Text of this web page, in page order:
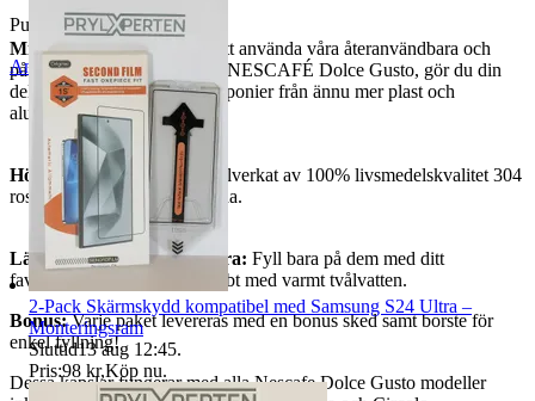
Miljövänlig:När du väljer att använda våra återanvändbara och
påfyllningsbara kapslar i din NESCAFÉ Dolce Gusto, gör du din
del för att rädda planetens deponier från ännu mer plast och
aluminium.
Högkvalitativt material:
Tillverkat av 100% livsmedelskvalitet 304
rostfritt stål, säkert att använda.
Lätt att fylla, lätt att rengöra: Fyll bara på dem med ditt
favoritkaffe!, Du rensar snabbt med varmt tvålvatten.
Bonus:Varje paket levereras med en bonus sked samt borste för
enkel fyllning!
Dessa kapslar fungerar med alla Nescafe Dolce Gusto modeller
Publicerad 8 apr 20:19
Anmäl Sälj liknande
2-Pack Skärmskydd kompatibel med Samsung S24 Ultra –
Monteringsram
Sluttid13 aug 12:45.
Pris:98 kr,Köp nu.